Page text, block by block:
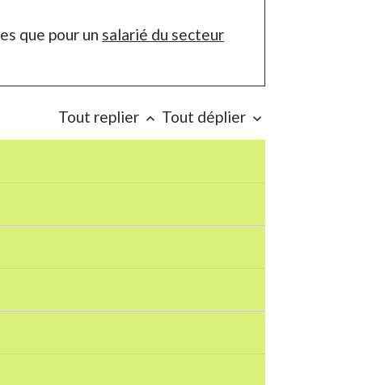
que pour un salarié du secteur
Tout replier keyboard_arrow_up Tout déplier keyboard_arrow_down